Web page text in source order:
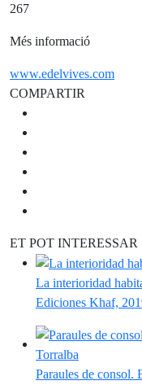
267
Més informació
www.edelvives.com
COMPARTIR
ET POT INTERESSAR
La interioridad
Ediciones Khaf,
Paraules de consol.